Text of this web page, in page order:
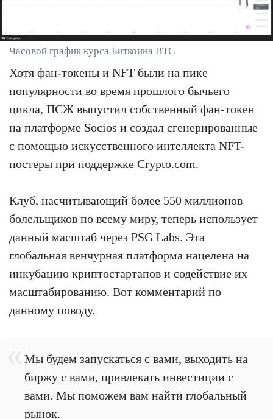
Часовой график курса Биткоина BTC
Хотя фан-токены и NFT были на пике
популярности во время прошлого бычьего
цикла, ПСЖ выпустил собственный фан-токен
на платформе Socios и создал сгенерированные
с помощью искусственного интеллекта NFT-
постеры при поддержке Crypto.com.
Клуб, насчитывающий более 550 миллионов
болельщиков по всему миру, теперь использует
данный масштаб через PSG Labs. Эта
глобальная венчурная платформа нацелена на
инкубацию криптостартапов и содействие их
масштабированию. Вот комментарий по
данному поводу.
Мы будем запускаться с вами, выходить на
биржу с вами, привлекать инвестиции с
вами. Мы поможем вам найти глобальный
рынок.